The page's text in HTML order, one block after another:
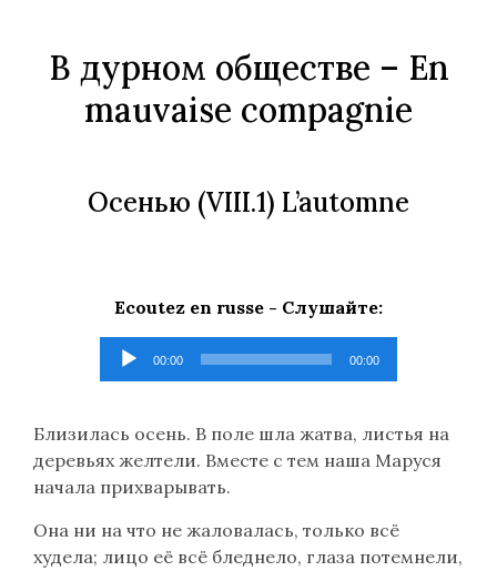
В дурном обществе – En
mauvaise compagnie
Осенью (VIII.1) L’automne
Ecoutez en russe - Слушайте:
Lecteur
audio
00:00 00:00
Близилась осень. В поле шла жатва, листья на
деревьях желтели. Вместе с тем наша Маруся
начала прихварывать.
Она ни на что не жаловалась, только всё
худела; лицо её всё бледнело, глаза потемнели,